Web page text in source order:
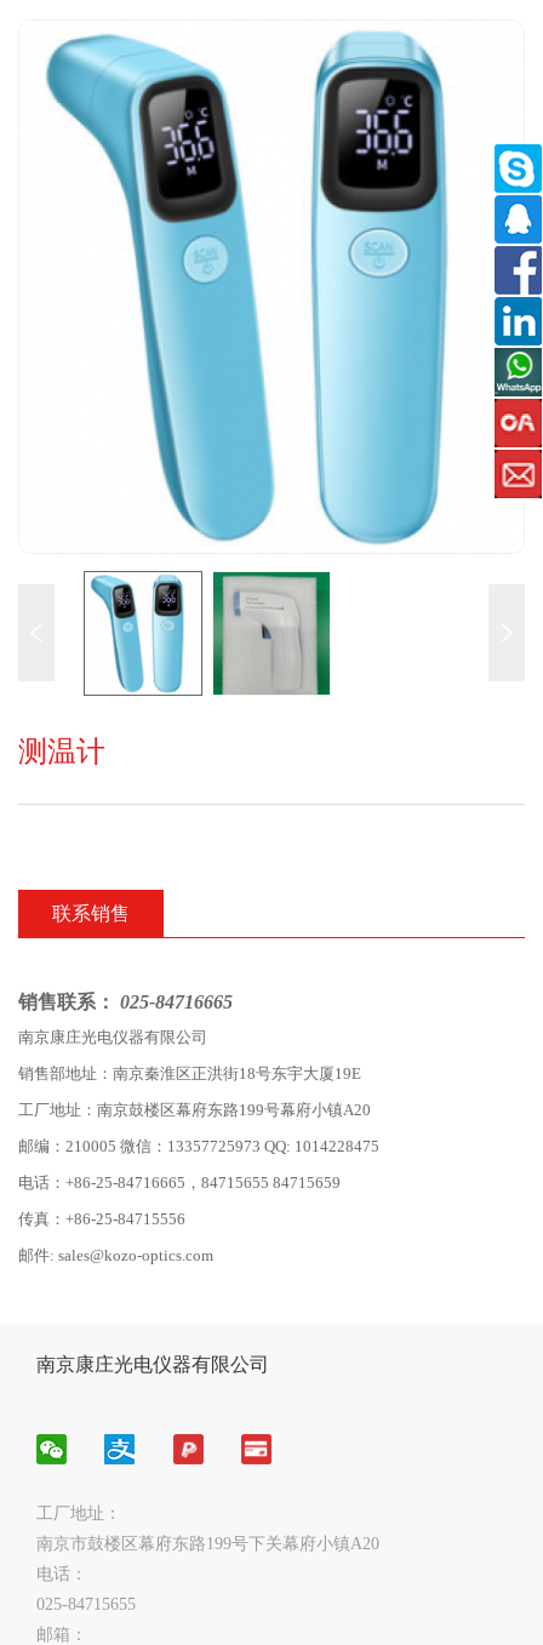
测温计
联系销售
销售联系： 025-84716665
南京康庄光电仪器有限公司
销售部地址：南京秦淮区正洪街18号东宇大厦19E
工厂地址：南京鼓楼区幕府东路199号幕府小镇A20
邮编：210005 微信：13357725973 QQ: 1014228475
电话：+86-25-84716665，84715655 84715659
传真：+86-25-84715556
邮件: sales@kozo-optics.com
南京康庄光电仪器有限公司
工厂地址：
南京市鼓楼区幕府东路199号下关幕府小镇A20
电话：
025-84715655
邮箱：